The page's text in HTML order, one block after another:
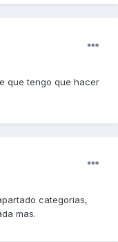
que tengo que hacer
categorias,
mas.